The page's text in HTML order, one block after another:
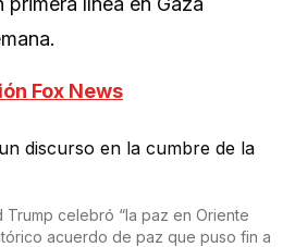
Fox News
Trump celebró “la paz en Oriente
acuerdo de paz que puso fin a